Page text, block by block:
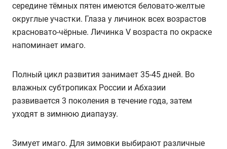
середине тёмных пятен имеются беловато-желтые
округлые участки. Глаза у личинок всех возрастов
красновато-чёрные. Личинка V возраста по окраске
напоминает имаго.
Полный цикл развития занимает 35-45 дней. Во
влажных субтропиках России и Абхазии
развивается 3 поколения в течение года, затем
уходят в зимнюю диапаузу.
Зимует имаго. Для зимовки выбирают различные